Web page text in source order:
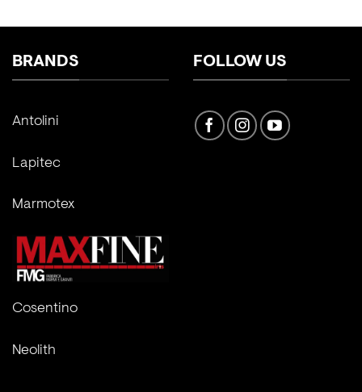
BRANDS
Antolini
Lapitec
Marmotex
Cosentino
Neolith
FOLLOW US